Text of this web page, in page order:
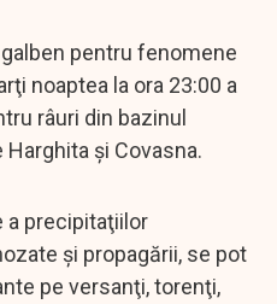
pentru fenomene
noaptea la ora 23:00 a
râuri din bazinul
şi Covasna.
a precipitaţiilor
şi propagării, se pot
pe versanţi, torenţi,